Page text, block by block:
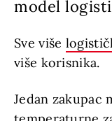
model
Sve više
više korisnika.
Jedan zakupac